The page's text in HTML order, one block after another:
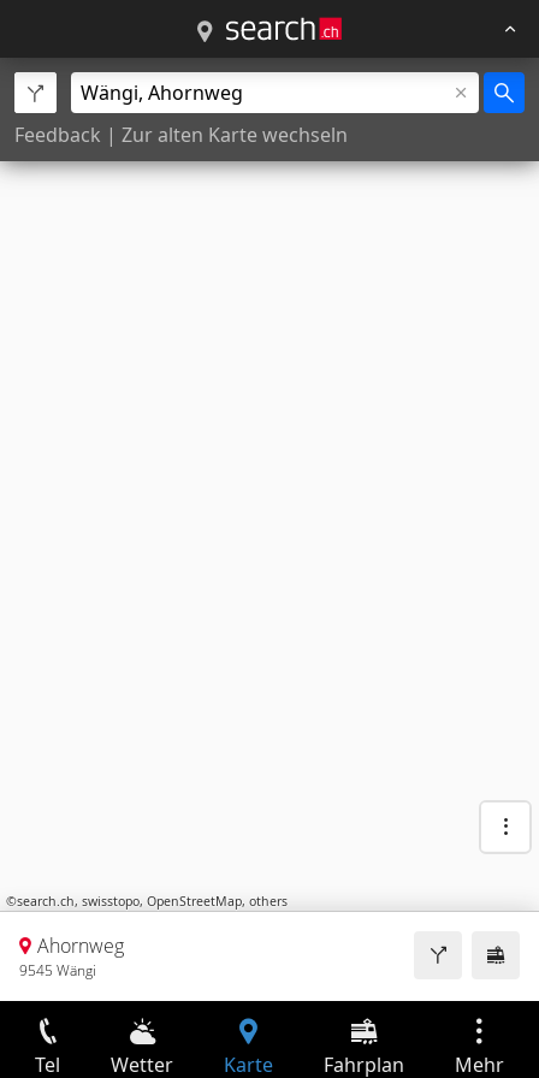
Feedback | Zur alten Karte wechseln
©search.ch, swisstopo, OpenStreetMap, others
Ahornweg
9545 Wängi
Tel Wetter Karte Fahrplan Mehr